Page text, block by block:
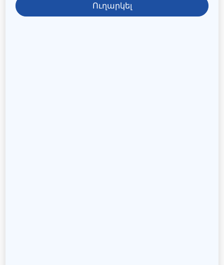
Ուղարկել